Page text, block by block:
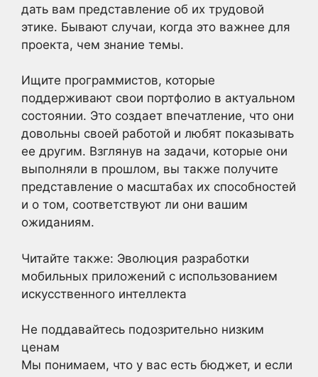
дать вам представление об их трудовой
этике. Бывают случаи, когда это важнее для
проекта, чем знание темы.
Ищите программистов, которые
поддерживают свои портфолио в актуальном
состоянии. Это создает впечатление, что они
довольны своей работой и любят показывать
ее другим. Взглянув на задачи, которые они
выполняли в прошлом, вы также получите
представление о масштабах их способностей
и о том, соответствуют ли они вашим
ожиданиям.
Читайте также: Эволюция разработки
мобильных приложений с использованием
искусственного интеллекта
Не поддавайтесь подозрительно низким
ценам
Мы понимаем, что у вас есть бюджет, и если